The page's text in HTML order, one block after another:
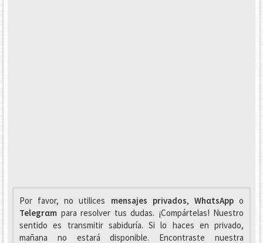
Por favor, no utilices mensajes privados, WhαtsAppo
Telegrαm para resolver tus dudas. ¡Compártelas! Nuestro
sentido es transmitir sabiduría. Si lo haces en privado,
mañana no estará disponible. Encontraste nuestra